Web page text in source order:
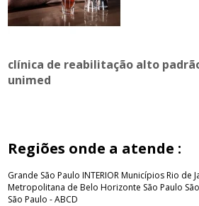
clínica de reabilitação alto
unimed
Regiões onde a atende :
Grande São Paulo INTERIORMunicípios Rio de
Metropolitana de Belo Horizonte São Paulo
São Paulo - ABCD